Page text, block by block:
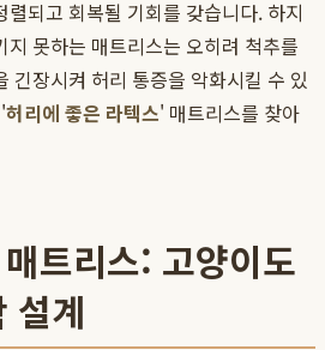
되고 회복될 기회를 갖습니다. 하지
못하는 매트리스는 오히려 척추를
긴장시켜 허리 통증을 악화시킬 수 있
허리에 좋은 라텍스' 매트리스를 찾아
트리스: 고양이도
설계